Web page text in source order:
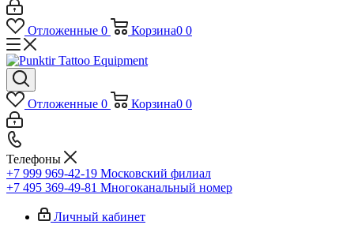
Отложенные 0 Корзина0 0
Отложенные 0 Корзина0 0
Телефоны
+7 999 969-42-19 Московский филиал
+7 495 369-49-81 Многоканальный номер
Личный кабинет